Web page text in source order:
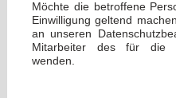
Möchte die betroffene
Einwilligung geltend
an unseren
Mitarbeiter des für die
wenden.